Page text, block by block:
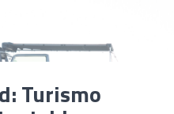
Turismo